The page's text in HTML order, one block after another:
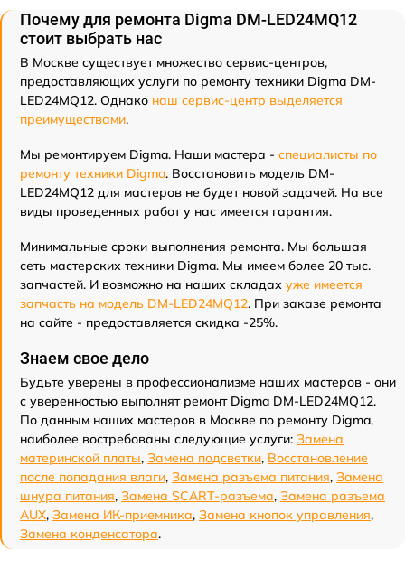
Почему для ремонта Digma DM-LED24MQ12
стоит выбрать нас
В Москве существует множество сервис-центров,
предоставляющих услуги по ремонту техники Digma DM-
LED24MQ12. Однако наш сервис-центр выделяется
преимуществами.
Мы ремонтируем Digma. Наши мастера - специалисты по
ремонту техники Digma. Восстановить модель DM-
LED24MQ12 для мастеров не будет новой задачей. На все
виды проведенных работ у нас имеется гарантия.
Минимальные сроки выполнения ремонта. Мы большая
сеть мастерских техники Digma. Мы имеем более 20 тыс.
запчастей. И возможно на наших складах уже имеется
запчасть на модель DM-LED24MQ12. При заказе ремонта
на сайте - предоставляется скидка -25%.
Знаем свое дело
Будьте уверены в профессионализме наших мастеров - они
с уверенностью выполнят ремонт Digma DM-LED24MQ12.
По данным наших мастеров в Москве по ремонту Digma,
наиболее востребованы следующие услуги: Замена
материнской платы, Замена подсветки, Восстановление
после попадания влаги, Замена разъема питания, Замена
шнура питания, Замена SCART-разъема, Замена разъема
AUX, Замена ИК-приемника, Замена кнопок управления,
Замена конденсатора.